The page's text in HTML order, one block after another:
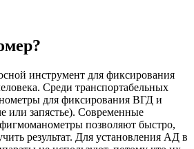
инструмент для фиксирования
Среди транспортабельных
для фиксирования ВГД и
или запястье). Современные
позволяют быстро,
результат. Для установления АД в